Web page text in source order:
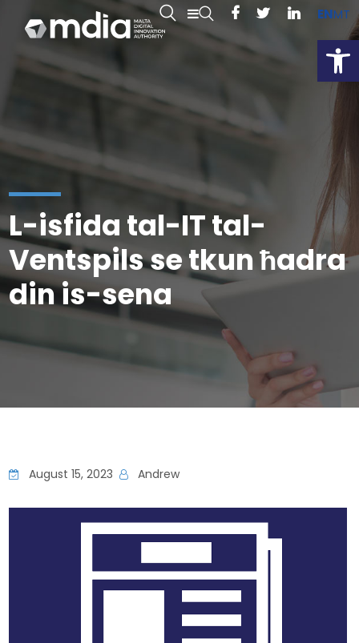
ENMT
L-isfida tal-IT tal-
Ventspils se tkun ħadra
din is-sena
August 15, 2023 Andrew